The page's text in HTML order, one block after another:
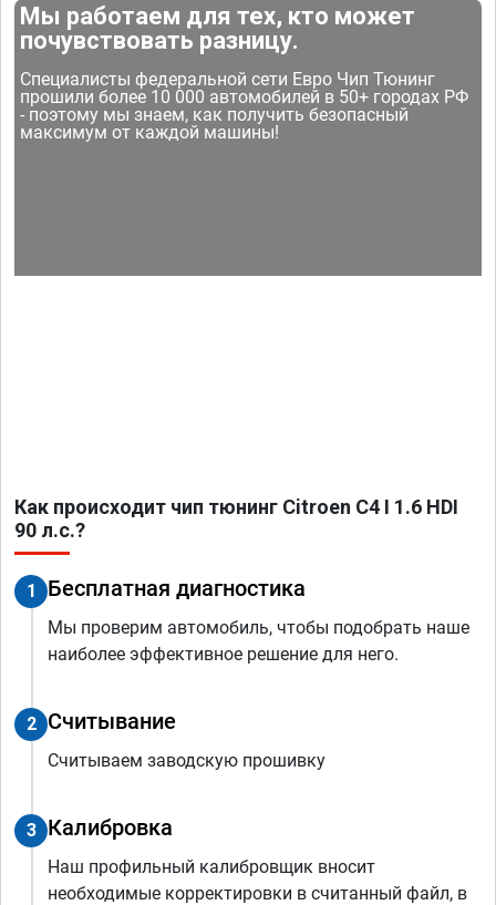
Мы работаем для тех, кто может
почувствовать разницу.
Специалисты федеральной сети Евро Чип Тюнинг
прошили более 10 000 автомобилей в 50+ городах РФ
- поэтому мы знаем, как получить безопасный
максимум от каждой машины!
Как происходит чип тюнинг Citroen C4 I 1.6 HDI
90 л.с.?
1 Бесплатная диагностика
Мы проверим автомобиль, чтобы подобрать наше
наиболее эффективное решение для него.
2 Считывание
Считываем заводскую прошивку
3 Калибровка
Наш профильный калибровщик вносит
необходимые корректировки в считанный файл, в